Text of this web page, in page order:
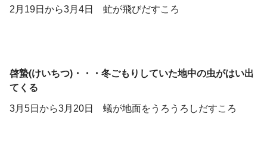
2月19日から3月4日 虻が飛びだすころ
啓蟄(けいちつ)・・・冬ごもりしていた地中の虫がはい出
てくる
3月5日から3月20日 蟻が地面をうろうろしだすころ